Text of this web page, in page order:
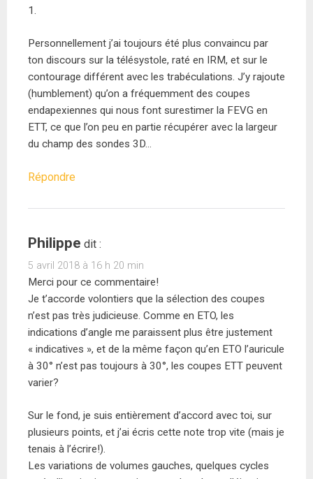
1.
Personnellement j’ai toujours été plus convaincu par
ton discours sur la télésystole, raté en IRM, et sur le
contourage différent avec les trabéculations. J’y rajoute
(humblement) qu’on a fréquemment des coupes
endapexiennes qui nous font surestimer la FEVG en
ETT, ce que l’on peu en partie récupérer avec la largeur
du champ des sondes 3D…
Répondre
Philippe dit :
5 avril 2018 à 16 h 20 min
Merci pour ce commentaire!
Je t’accorde volontiers que la sélection des coupes
n’est pas très judicieuse. Comme en ETO, les
indications d’angle me paraissent plus être justement
« indicatives », et de la même façon qu’en ETO l’auricule
à 30° n’est pas toujours à 30°, les coupes ETT peuvent
varier?
Sur le fond, je suis entièrement d’accord avec toi, sur
plusieurs points, et j’ai écris cette note trop vite (mais je
tenais à l’écrire!).
Les variations de volumes gauches, quelques cycles